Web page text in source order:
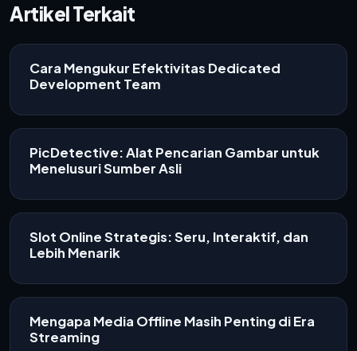
Artikel Terkait
Cara Mengukur Efektivitas Dedicated
Development Team
PicDetective: Alat Pencarian Gambar untuk
Menelusuri Sumber Asli
Slot Online Strategis: Seru, Interaktif, dan
Lebih Menarik
Mengapa Media Offline Masih Penting di Era
Streaming